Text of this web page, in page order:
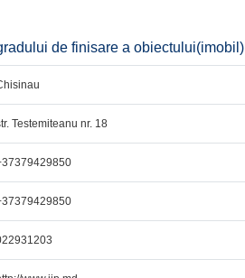
de finisare a obiectului(imobil)
Testemiteanu nr. 18